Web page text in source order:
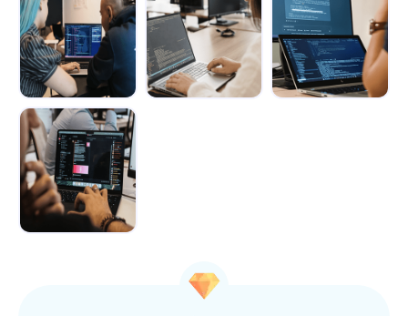
Demain au
boulot : Les
métiers boostés
p...